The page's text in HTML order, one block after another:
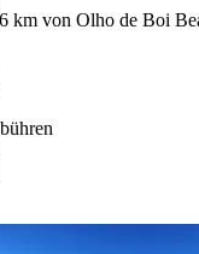
km von Olho de Boi